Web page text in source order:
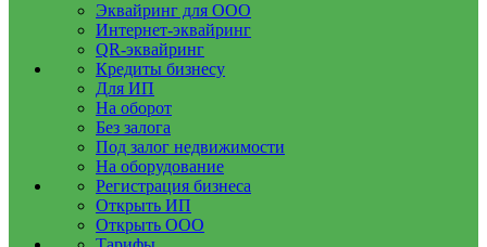
Эквайринг для ООО
Интернет-эквайринг
QR-эквайринг
Кредиты бизнесу
Для ИП
На оборот
Без залога
Под залог недвижимости
На оборудование
Регистрация бизнеса
Открыть ИП
Открыть ООО